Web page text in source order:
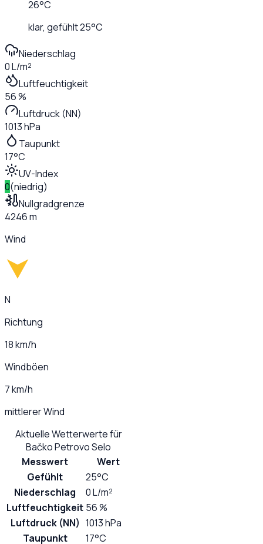
26°C
klar, gefühlt25°C
Niederschlag
0 L/m²
Luftfeuchtigkeit
56 %
Luftdruck (NN)
1013 hPa
Taupunkt
17°C
UV-Index
0(niedrig)
Nullgradgrenze
4246 m
Wind
N
Richtung
18 km/h
Windböen
7 km/h
mittlerer Wind
Aktuelle Wetterwerte für
Bačko Petrovo Selo
Messwert
Wert
Gefühlt
25°C
Niederschlag
0 L/m²
Luftfeuchtigkeit 56 %
Luftdruck (NN) 1013 hPa
Taupunkt
17°C